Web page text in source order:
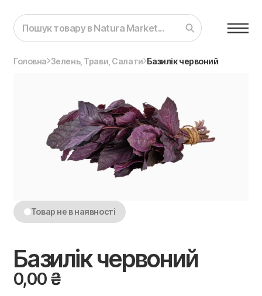
Головна Зелень, Трави, Салати Базилік червоний
Товар не в наявності
Базилік червоний
0,00 ₴